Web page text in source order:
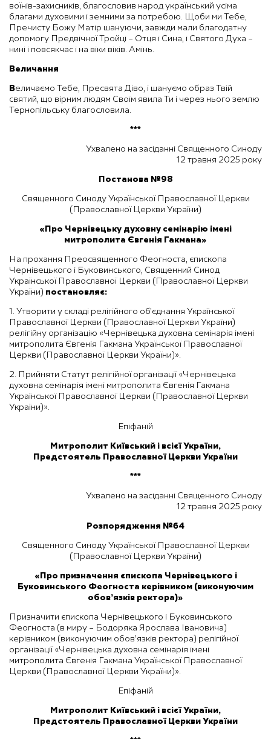
воїнів-захисників, благословив народ український усіма
благами духовими і земними за потребою. Щоби ми Тебе,
Пречисту Божу Матір шануючи, завжди мали благодатну
допомогу Предвічної Тройці – Отця і Сина, і Святого Духа –
нині і повсякчас і на віки віків. Амінь.
Величання
Величаємо Тебе, Пресвята Діво, і шануємо образ Твій
святий, що вірним людям Своїм явила Ти і через нього землю
Тернопільську благословила.
***
Ухвалено на засіданні Священного Синоду
12 травня 2025 року
Постанова №98
Священного Синоду Української Православної Церкви
(Православної Церкви України)
«Про Чернівецьку духовну семінарію імені
митрополита Євгенія Гакмана»
На прохання Преосвященного Феогноста, єпископа
Чернівецького і Буковинського, Священний Синод
Української Православної Церкви (Православної Церкви
України) постановляє:
1. Утворити у складі релігійного об’єднання Української
Православної Церкви (Православної Церкви України)
релігійну організацію «Чернівецька духовна семінарія імені
митрополита Євгенія Гакмана Української Православної
Церкви (Православної Церкви України)».
2. Прийняти Статут релігійної організації «Чернівецька
духовна семінарія імені митрополита Євгенія Гакмана
Української Православної Церкви (Православної Церкви
України)».
Епіфаній
Митрополит Київський і всієї України,
Предстоятель Православної Церкви України
***
Ухвалено на засіданні Священного Синоду
12 травня 2025 року
Розпорядження №64
Священного Синоду Української Православної Церкви
(Православної Церкви України)
« Про призначення єпископа Чернівецького і
Буковинського Феогноста керівником (виконуючим
обов’язків ректора)»
Призначити єпископа Чернівецького і Буковинського
Феогноста (в миру – Бодоряка Ярослава Івановича)
керівником (виконуючим обов’язків ректора) релігійної
організації «Чернівецька духовна семінарія імені
митрополита Євгенія Гакмана Української Православної
Церкви (Православної Церкви України)».
Епіфаній
Митрополит Київський і всієї України,
Предстоятель Православної Церкви України